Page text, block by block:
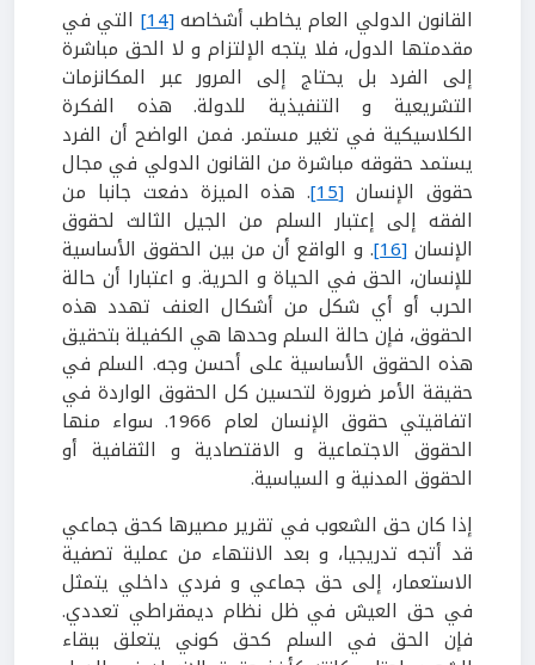
القانون الدولي العام يخاطب أشخاصه[14]
التي في
مقدمتها الدول، فلا يتجه الإلتزام و لا الحق مباشرة
إلى الفرد بل يحتاج إلى المرور عبر المكانزمات
التشريعية و التنفيذية للدولة. هذه الفكرة
الكلاسيكية في تغير مستمر. فمن الواضح أن الفرد
يستمد حقوقه مباشرة من القانون الدولي في مجال
حقوق الإنسان [15]
. هذه الميزة دفعت جانبا من
الفقه إلى إعتبار السلم من الجيل الثالث لحقوق
الإنسان[16]
. و الواقع أن من بين الحقوق الأساسية
للإنسان، الحق في الحياة و الحرية. و اعتبارا أن حالة
الحرب أو أي شكل من أشكال العنف تهدد هذه
الحقوق، فإن حالة السلم وحدها هي الكفيلة بتحقيق
هذه الحقوق الأساسية على أحسن وجه. السلم في
حقيقة الأمر ضرورة لتحسين كل الحقوق الواردة في
اتفاقيتي حقوق الإنسان لعام 1966. سواء منها
الحقوق الاجتماعية و الاقتصادية و الثقافية أو
الحقوق المدنية و السياسية.
إذا كان حق الشعوب في تقرير مصيرها كحق جماعي
قد أتجه تدريجيا، و بعد الانتهاء من عملية تصفية
الاستعمار، إلى حق جماعي و فردي داخلي يتمثل
في حق العيش في ظل نظام ديمقراطي تعددي.
فإن الحق في السلم كحق كوني يتعلق ببقاء